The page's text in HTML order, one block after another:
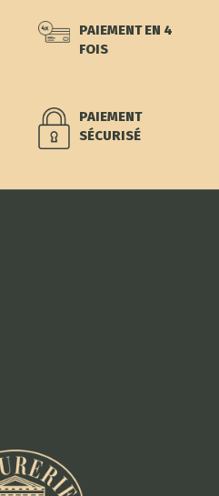
PAIEMENT EN 4
FOIS
PAIEMENT
SÉCURISÉ